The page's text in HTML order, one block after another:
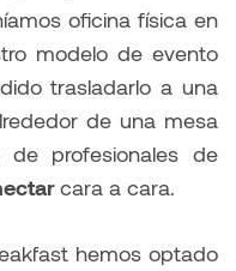
oficina física en
modelo de evento
trasladarlo a una
de una mesa
profesionales de
cara a cara.
hemos optado